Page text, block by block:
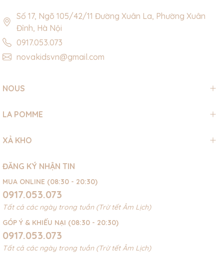
Số 17, Ngõ 105/42/11 Đường Xuân La, Phường Xuân
Đỉnh, Hà Nội
0917.053.073
novakidsvn@gmail.com
NOUS
LA POMME
XẢ KHO
ĐĂNG KÝ NHẬN TIN
MUA ONLINE (08:30 - 20:30)
0917.053.073
Tất cả các ngày trong tuần (Trừ tết Âm Lịch)
GÓP Ý & KHIẾU NẠI (08:30 - 20:30)
0917.053.073
Tất cả các ngày trong tuần (Trừ tết Âm Lịch)